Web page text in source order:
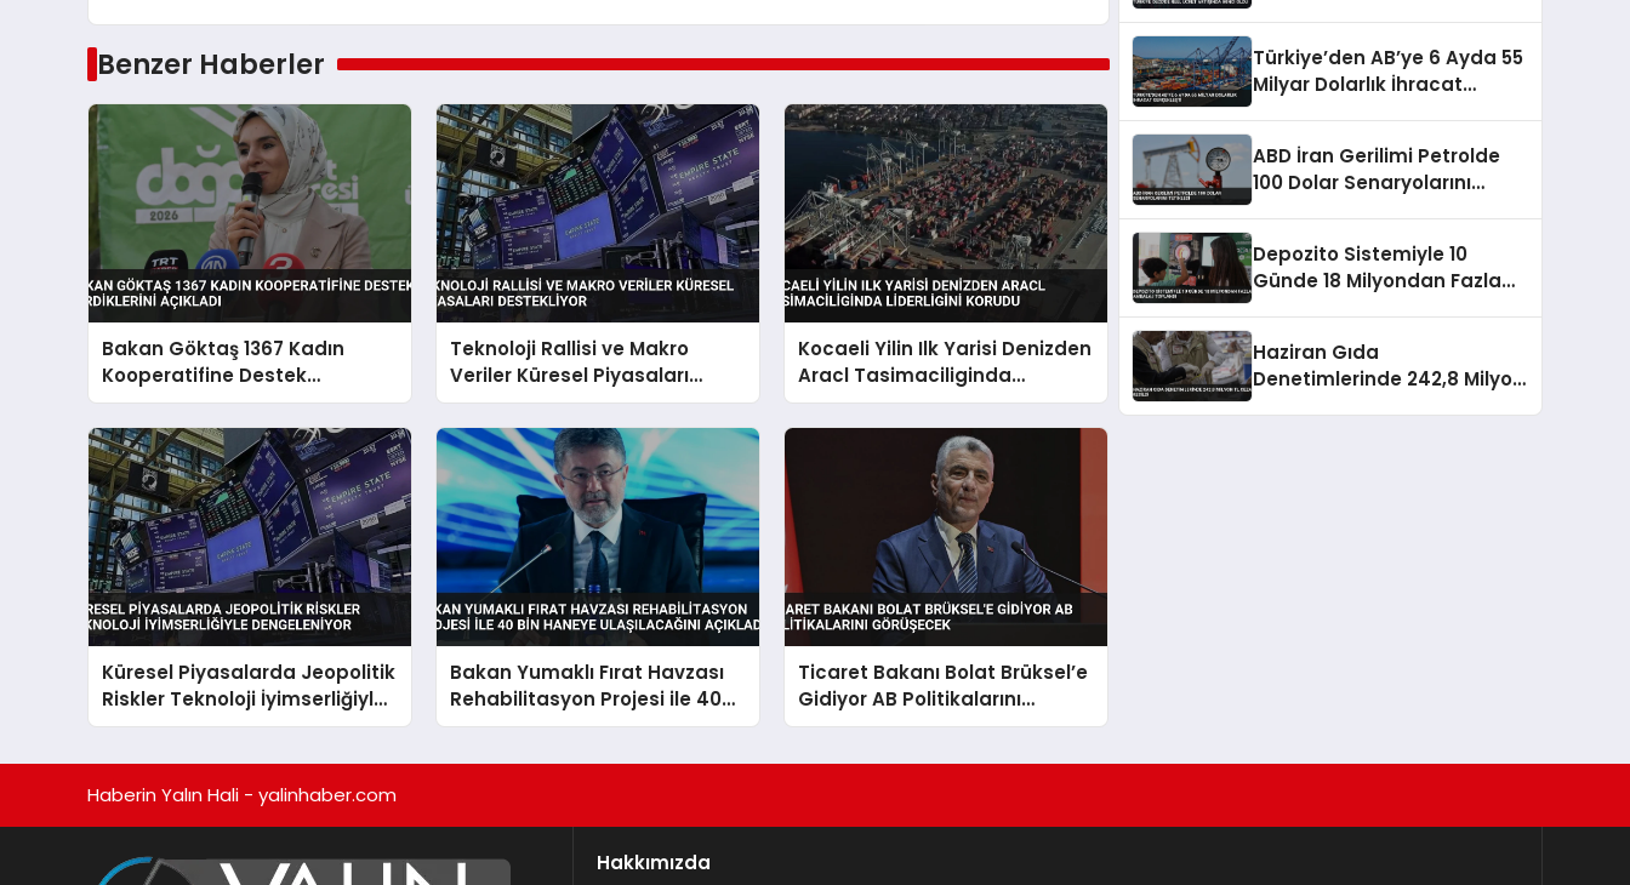
Benzer Haberler
Bakan Göktaş 1367 Kadın
Kooperatifine Destek
Verdiklerini Açıkladı
Teknoloji Rallisi ve Makro
Veriler Küresel Piyasaları
Destekliyor
Kocaeli Yilin Ilk Yarisi Denizden
Aracl Tasimaciliginda
Liderligini Korudu
Küresel Piyasalarda Jeopolitik
Riskler Teknoloji İyimserliğiyle
Dengeleniyor
Bakan Yumaklı Fırat Havzası
Rehabilitasyon Projesi ile 40
Bin Haneye Ulaşılacağını
Ticaret Bakanı Bolat Brüksel’e
Gidiyor AB Politikalarını
Görüşecek
Türkiye’den AB’ye 6 Ayda 55
Milyar Dolarlık İhracat
ABD İran Gerilimi Petrolde
100 Dolar Senaryolarını
Depozito Sistemiyle 10
Günde 18 Milyondan Fazla
Haziran Gıda
Denetimlerinde 242,8 Milyon
Haberin Yalın Hali - yalinhaber.com
Hakkımızda